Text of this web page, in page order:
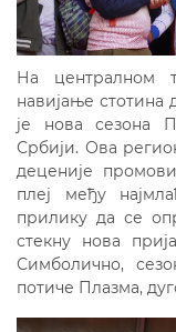
На централном
навијање
је нова сезона
Србији. Ова
деценије
плеј међу
прилику да се
стекну нова
Симболично,
потиче Плазма,